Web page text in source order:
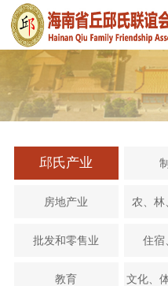
邱氏产业
房地产业 农、林
批发和零售业 住宿
教育 文化、